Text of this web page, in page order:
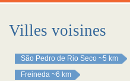
Villes voisines
São Pedro de Rio Seco ~5 km
Freineda ~6 km